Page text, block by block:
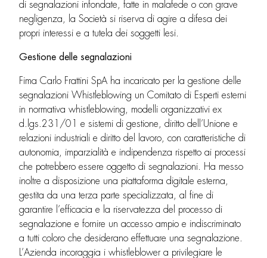
di segnalazioni infondate, fatte in malafede o con grave
negligenza, la Società si riserva di agire a difesa dei
propri interessi e a tutela dei soggetti lesi.
Gestione delle segnalazioni
Fima Carlo Frattini SpA ha incaricato per la gestione delle
segnalazioni Whistleblowing un Comitato di Esperti esterni
in normativa whistleblowing, modelli organizzativi ex
d.lgs.231/01 e sistemi di gestione, diritto dell’Unione e
relazioni industriali e diritto del lavoro, con caratteristiche di
autonomia, imparzialità e indipendenza rispetto ai processi
che potrebbero essere oggetto di segnalazioni. Ha messo
inoltre a disposizione una piattaforma digitale esterna,
gestita da una terza parte specializzata, al fine di
garantire l’efficacia e la riservatezza del processo di
segnalazione e fornire un accesso ampio e indiscriminato
a tutti coloro che desiderano effettuare una segnalazione.
L’Azienda incoraggia i whistleblower a privilegiare le